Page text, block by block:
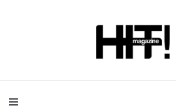
HIT!Magazine